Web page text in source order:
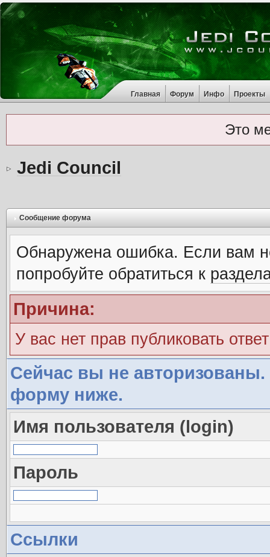
Главная Форум Инфо Проекты
Это
Jedi Council
Сообщение форума
Обнаружена ошибка. Если вам
попробуйте обратиться к
Причина:
У вас нет прав публиковать
Сейчас вы не авторизованы.
форму ниже.
Имя пользователя (login)
Пароль
Ссылки